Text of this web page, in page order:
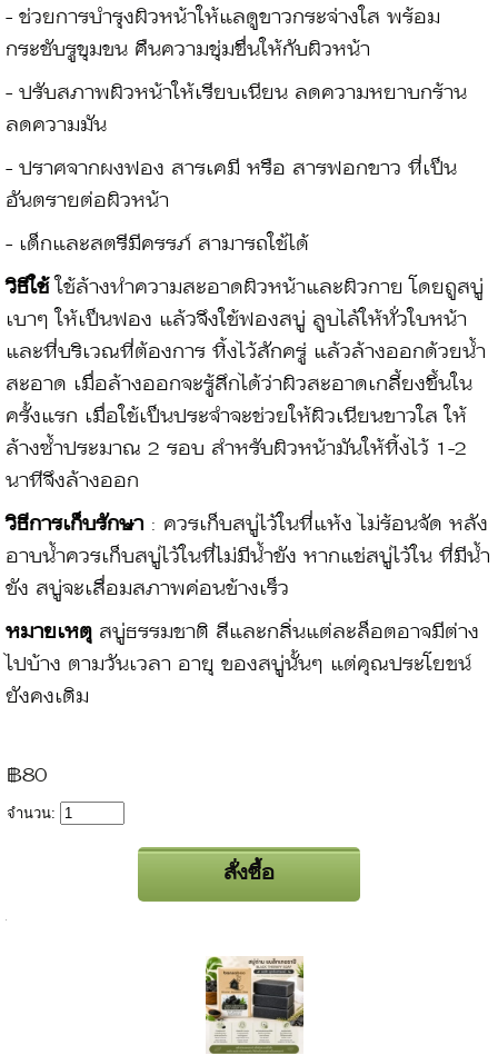
- ช่วยการบำรุงผิวหน้าให้แลดูขาวกระจ่างใส พร้อม
กระชับรูขุมขน คืนความชุ่มชื่นให้กับผิวหน้า
- ปรับสภาพผิวหน้าให้เรียบเนียน ลดความหยาบกร้าน
ลดความมัน
- ปราศจากผงฟอง สารเคมี หรือ สารฟอกขาว ที่เป็น
อันตรายต่อผิวหน้า
- เด็กและสตรีมีครรภ์ สามารถใช้ได้
วิธีใช้ใช้ล้างทำความสะอาดผิวหน้าและผิวกาย โดยถูสบู่
เบาๆ ให้เป็นฟอง แล้วจึงใช้ฟองสบู่ ลูบไล้ให้ทั่วใบหน้า
และที่บริเวณที่ต้องการ ทิ้งไว้สักครู่ แล้วล้างออกด้วยน้ำ
สะอาด เมื่อล้างออกจะรู้สึกได้ว่าผิวสะอาดเกลี้ยงขึ้นใน
ครั้งแรก เมื่อใช้เป็นประจำจะช่วยให้ผิวเนียนขาวใส ให้
ล้างซ้ำประมาณ 2 รอบ สำหรับผิวหน้ามันให้ทิ้งไว้ 1-2
นาทีจึงล้างออก
วิธีการเก็บรักษา: ควรเก็บสบู่ไว้ในที่แห้ง ไม่ร้อนจัด หลัง
อาบน้ำควรเก็บสบู่ไว้ในที่ไม่มีน้ำขัง หากแช่สบู่ไว้ใน ที่มีน้ำ
ขัง สบู่จะเสื่อมสภาพค่อนข้างเร็ว
หมายเหตุสบู่ธรรมชาติ สีและกลิ่นแต่ละล็อตอาจมีต่าง
ไปบ้าง ตามวันเวลา อายุ ของสบู่นั้นๆ แต่คุณประโยชน์
ยังคงเดิม
฿80
จำนวน: